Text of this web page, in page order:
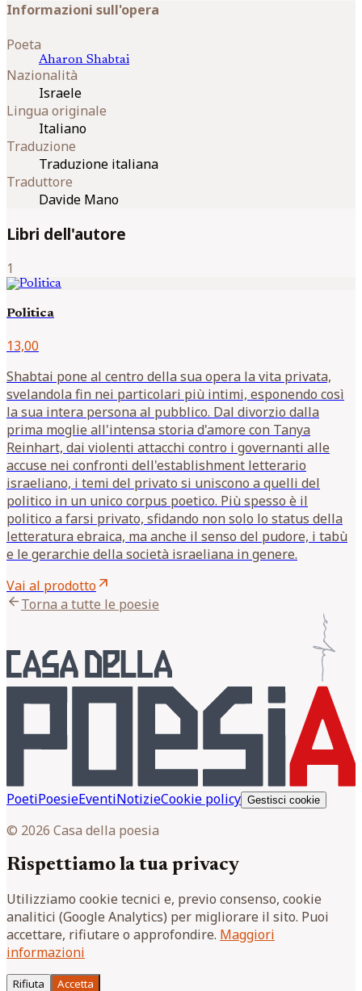
Informazioni sull'opera
Poeta
Aharon Shabtai
Nazionalità
Israele
Lingua originale
Italiano
Traduzione
Traduzione italiana
Traduttore
Davide Mano
Libri dell'autore
1
Politica
13,00
Shabtai pone al centro della sua opera la vita privata,
svelandola fin nei particolari più intimi, esponendo così
la sua intera persona al pubblico. Dal divorzio dalla
prima moglie all'intensa storia d'amore con Tanya
Reinhart, dai violenti attacchi contro i governanti alle
accuse nei confronti dell'establishment letterario
israeliano, i temi del privato si uniscono a quelli del
politico in un unico corpus poetico. Più spesso è il
politico a farsi privato, sfidando non solo lo status della
letteratura ebraica, ma anche il senso del pudore, i tabù
e le gerarchie della società israeliana in genere.
Vai al prodottoarrow_outward
arrow_backTorna a tutte le poesie
PoetiPoesieEventiNotizieCookie policy Gestisci cookie
© 2026 Casa della poesia
Rispettiamo la tua privacy
Utilizziamo cookie tecnici e, previo consenso, cookie
analitici (Google Analytics) per migliorare il sito. Puoi
accettare, rifiutare o approfondire. Maggiori
informazioni
Rifiuta Accetta